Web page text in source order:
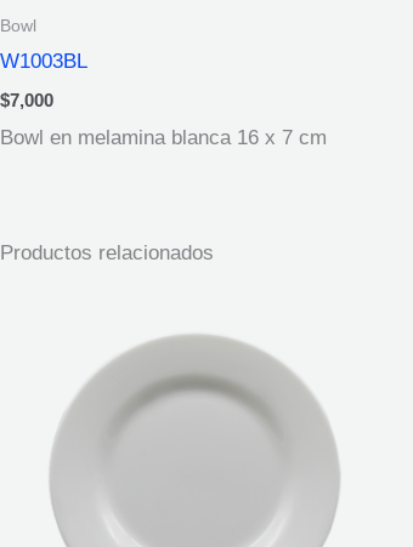
Bowl
W1003BL
$7,000
Bowl en melamina blanca 16 x 7 cm
Productos relacionados